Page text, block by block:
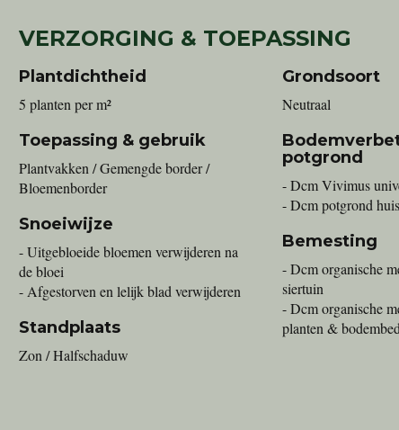
VERZORGING & TOEPASSING
Plantdichtheid
5 planten per m²
Toepassing & gebruik
Plantvakken / Gemengde border /
Bloemenborder
Snoeiwijze
- Uitgebloeide bloemen verwijderen na
de bloei
- Afgestorven en lelijk blad verwijderen
Standplaats
Zon / Halfschaduw
Grondsoort
Neutraal
potgrond
- Dcm Vivimus
- Dcm potgrond
Bemesting
- Dcm organische
siertuin
- Dcm organische
planten &